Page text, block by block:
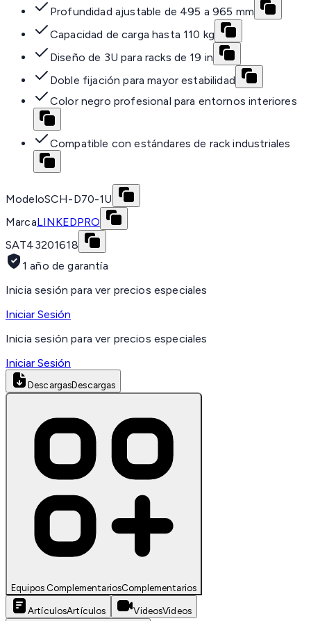
Profundidad ajustable de 495 a 965 mm
Capacidad de carga hasta 110 kg
Diseño de 3U para racks de 19 in
Doble fijación para mayor estabilidad
Color negro profesional para entornos interiores
Compatible con estándares de rack industriales
ModeloSCH-D70-1U
MarcaLINKEDPRO
SAT43201618
1 año de garantía
Inicia sesión para ver precios especiales
Iniciar Sesión
Inicia sesión para ver precios especiales
Iniciar Sesión
DescargasDescargas
Equipos ComplementariosComplementarios
ArtículosArtículos VideosVideos